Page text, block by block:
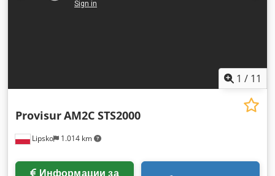
1 / 11
Lipsko 1.014 km
ProvisurAM2C STS2000